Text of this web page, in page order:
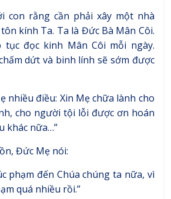
con rằng cần phải xây một nhà
kính Ta. Ta là Đức Bà Mân Côi.
tục đọc kinh Mân Côi mỗi ngày.
dứt và binh lính sẽ sớm được
nhiều điều: Xin Mẹ chữa lành cho
cho người tội lỗi được ơn hoán
khác nữa…”
Đức Mẹ nói:
phạm đến Chúa chúng ta nữa, vì
quá nhiều rồi.”